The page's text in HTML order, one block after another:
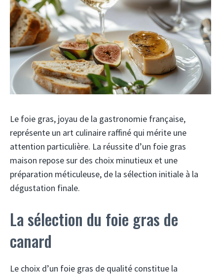
Le foie gras, joyau de la gastronomie française,
représente un art culinaire raffiné qui mérite une
attention particulière. La réussite d’un foie gras
maison repose sur des choix minutieux et une
préparation méticuleuse, de la sélection initiale à la
dégustation finale.
La sélection du foie gras de
canard
Le choix d’un foie gras de qualité constitue la